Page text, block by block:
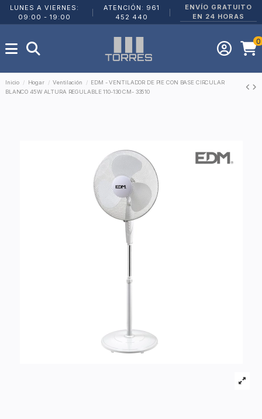
LUNES A VIERNES:
09:00 - 19:00
ATENCIÓN: 961
452 440
ENVÍO GRATUITO
EN 24 HORAS
0
Inicio Hogar Ventilación
EDM - VENTILADOR DE PIE CON BASE CIRCULAR
BLANCO 45W ALTURA REGULABLE 110-130 CM- 33510